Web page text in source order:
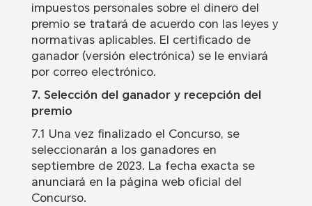
impuestos personales sobre el dinero del
premio se tratará de acuerdo con las leyes y
normativas aplicables. El certificado de
ganador (versión electrónica) se le enviará
por correo electrónico.
7. Selección del ganador y recepción del
premio
7.1 Una vez finalizado el Concurso, se
seleccionarán a los ganadores en
septiembre de 2023. La fecha exacta se
anunciará en la página web oficial del
Concurso.